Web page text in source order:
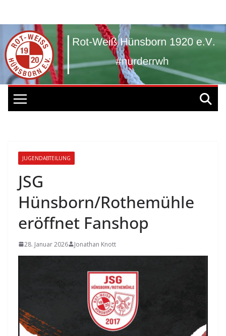
springen
JUGENDABTEILUNG
JSG
Hünsborn/Rothemühle
eröffnet Fanshop
28. Januar 2026 Jonathan Knott